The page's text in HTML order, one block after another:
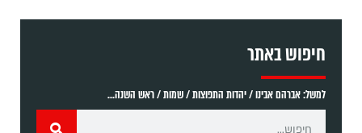
חיפוש באתר
למשל: אברהם אבינו / יהדות התפוצות / שמות / ראש השנה...